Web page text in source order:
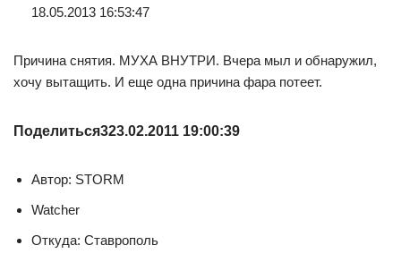
18.05.2013 16:53:47
Причина снятия. МУХА ВНУТРИ. Вчера мыл и обнаружил,
хочу вытащить. И еще одна причина фара потеет.
Поделиться323.02.2011 19:00:39
Автор: STORM
Watcher
Откуда: Ставрополь